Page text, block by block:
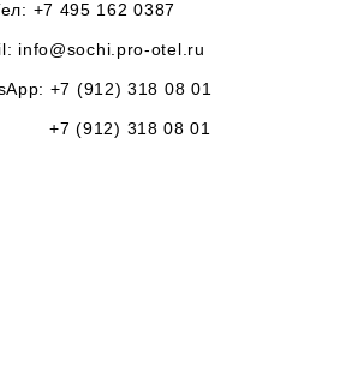
+7 495 162 0387
info@sochi.pro-otel.ru
+7 (912) 318 08 01
+7 (912) 318 08 01